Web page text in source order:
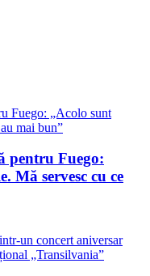
pentru Fuego:
Mă servesc cu ce